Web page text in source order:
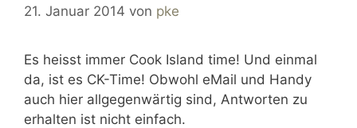
21. Januar 2014 von pke
Es heisst immer Cook Island time! Und einmal
da, ist es CK-Time! Obwohl eMail und Handy
auch hier allgegenwärtig sind, Antworten zu
erhalten ist nicht einfach.